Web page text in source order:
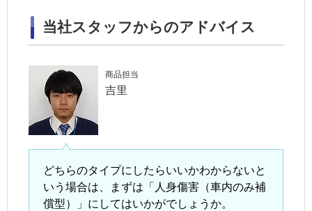
当社スタッフからのアドバイス
商品担当
吉里
どちらのタイプにしたらいいかわからないと
いう場合は、まずは「人身傷害（車内のみ補
償型）」にしてはいかがでしょうか。